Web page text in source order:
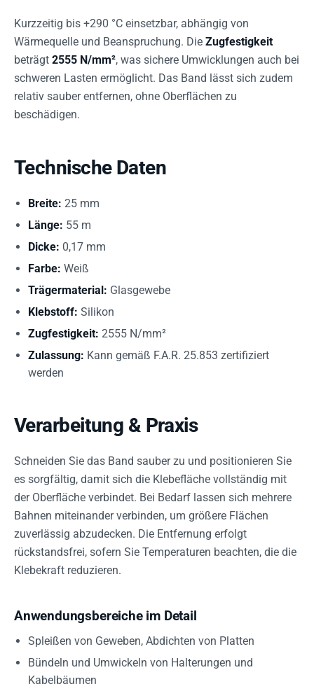
Kurzzeitig bis +290 °C einsetzbar, abhängig von
Wärmequelle und Beanspruchung. Die Zugfestigkeit
beträgt 2555 N/mm², was sichere Umwicklungen auch bei
schweren Lasten ermöglicht. Das Band lässt sich zudem
relativ sauber entfernen, ohne Oberflächen zu
beschädigen.
Technische Daten
Breite: 25 mm
Länge: 55 m
Dicke: 0,17 mm
Farbe: Weiß
Trägermaterial: Glasgewebe
Klebstoff: Silikon
Zugfestigkeit: 2555 N/mm²
Zulassung: Kann gemäß F.A.R. 25.853 zertifiziert
werden
Verarbeitung & Praxis
Schneiden Sie das Band sauber zu und positionieren Sie
es sorgfältig, damit sich die Klebefläche vollständig mit
der Oberfläche verbindet. Bei Bedarf lassen sich mehrere
Bahnen miteinander verbinden, um größere Flächen
zuverlässig abzudecken. Die Entfernung erfolgt
rückstandsfrei, sofern Sie Temperaturen beachten, die die
Klebekraft reduzieren.
Anwendungsbereiche im Detail
Spleißen von Geweben, Abdichten von Platten
Bündeln und Umwickeln von Halterungen und
Kabelbäumen